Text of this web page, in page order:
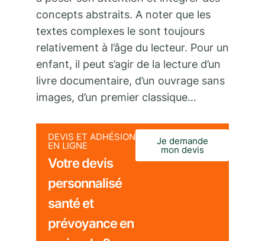
concepts abstraits. A noter que les
textes complexes le sont toujours
relativement à l’âge du lecteur. Pour un
enfant, il peut s’agir de la lecture d’un
livre documentaire, d’un ouvrage sans
images, d’un premier classique…
DEVIS ET ADHÉSION
EN LIGNE
Votre devis
personnalisé
santé et
prévoyance en
Je demande
mon devis